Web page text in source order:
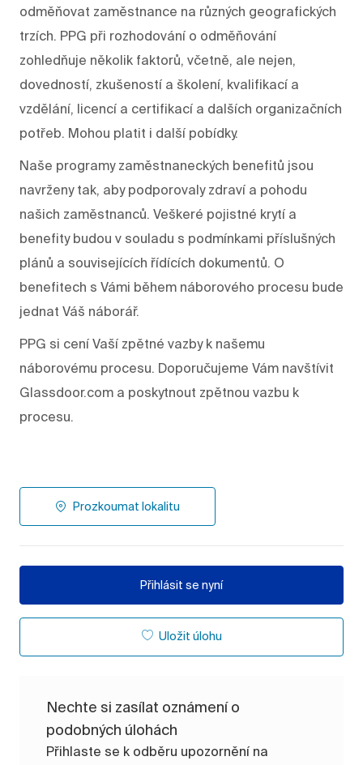
odměňovat zaměstnance na různých geografických
trzích. PPG při rozhodování o odměňování
zohledňuje několik faktorů, včetně, ale nejen,
dovedností, zkušeností a školení, kvalifikací a
vzdělání, licencí a certifikací a dalších organizačních
potřeb. Mohou platit i další pobídky.
Naše programy zaměstnaneckých benefitů jsou
navrženy tak, aby podporovaly zdraví a pohodu
našich zaměstnanců. Veškeré pojistné krytí a
benefity budou v souladu s podmínkami příslušných
plánů a souvisejících řídících dokumentů. O
benefitech s Vámi během náborového procesu bude
jednat Váš náborář.
PPG si cení Vaší zpětné vazby k našemu
náborovému procesu. Doporučujeme Vám navštívit
Glassdoor.com a poskytnout zpětnou vazbu k
procesu.
Prozkoumat lokalitu
Přihlásit se nyní
Uložit úlohu
Nechte si zasílat oznámení o
podobných úlohách
Přihlaste se k odběru upozornění na